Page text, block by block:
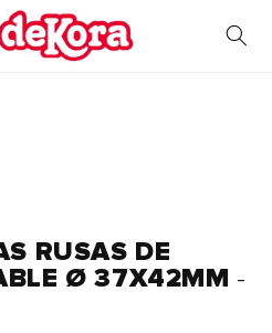
RUSAS DE
Ø 37X42MM -